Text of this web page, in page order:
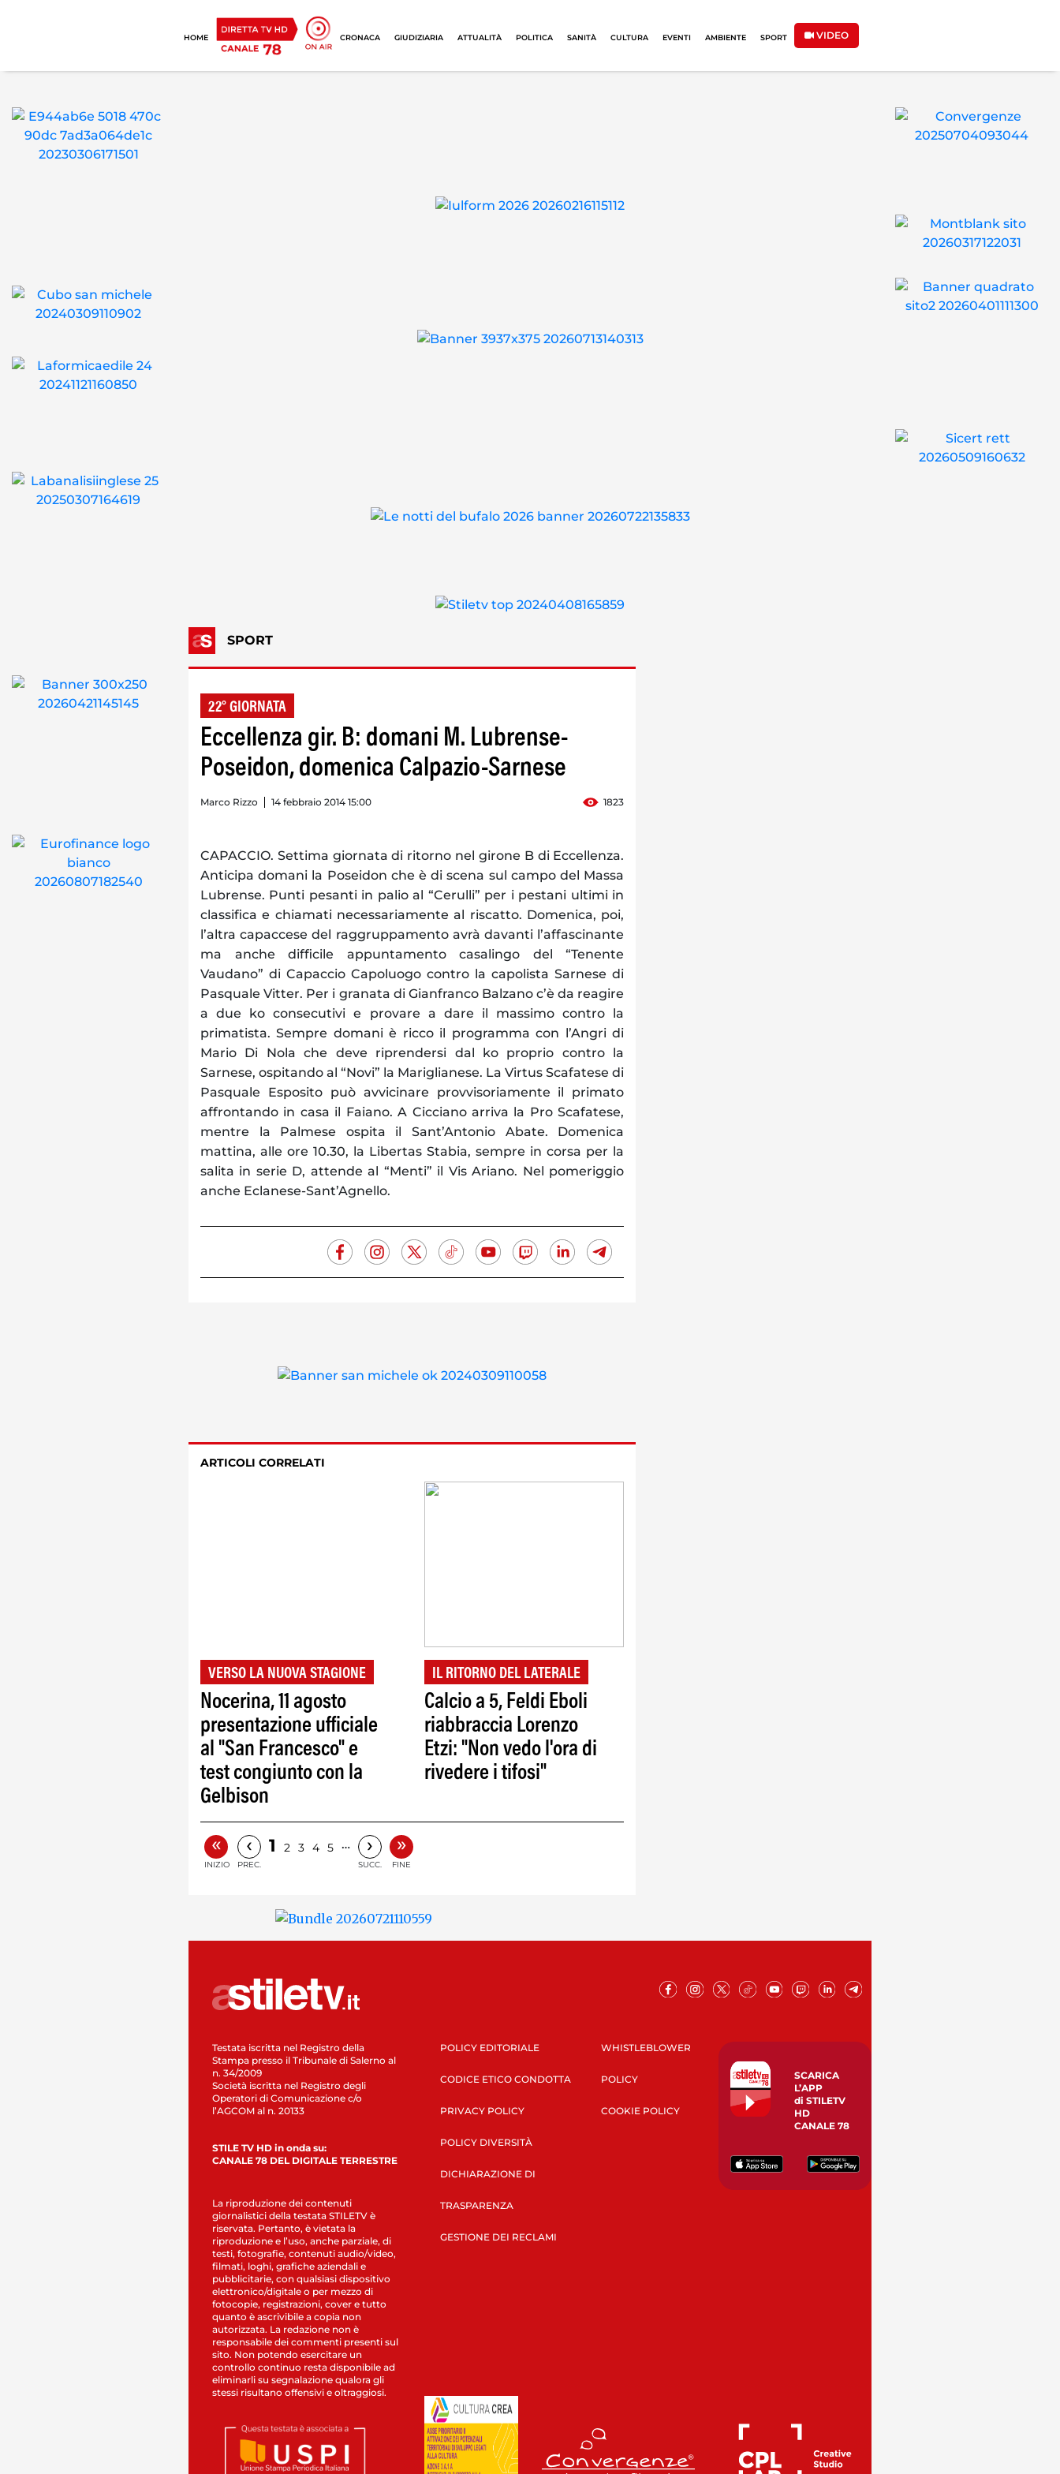
HOME CRONACA GIUDIZIARIA ATTUALITÀ POLITICA SANITÀ CULTURA EVENTI AMBIENTE SPORT VIDEO
SPORT
22° GIORNATA
Eccellenza gir. B: domani M. Lubrense-
Poseidon, domenica Calpazio-Sarnese
Marco Rizzo 14 febbraio 2014 15:00 1823
CAPACCIO. Settima giornata di ritorno nel girone B di Eccellenza.
Anticipa domani la Poseidon che è di scena sul campo del Massa
Lubrense. Punti pesanti in palio al “Cerulli” per i pestani ultimi in
classifica e chiamati necessariamente al riscatto. Domenica, poi,
l’altra capaccese del raggruppamento avrà davanti l’affascinante
ma anche difficile appuntamento casalingo del “Tenente
Vaudano” di Capaccio Capoluogo contro la capolista Sarnese di
Pasquale Vitter. Per i granata di Gianfranco Balzano c’è da reagire
a due ko consecutivi e provare a dare il massimo contro la
primatista. Sempre domani è ricco il programma con l’Angri di
Mario Di Nola che deve riprendersi dal ko proprio contro la
Sarnese, ospitando al “Novi” la Mariglianese. La Virtus Scafatese di
Pasquale Esposito può avvicinare provvisoriamente il primato
affrontando in casa il Faiano. A Cicciano arriva la Pro Scafatese,
mentre la Palmese ospita il Sant’Antonio Abate. Domenica
mattina, alle ore 10.30, la Libertas Stabia, sempre in corsa per la
salita in serie D, attende al “Menti” il Vis Ariano. Nel pomeriggio
anche Eclanese-Sant’Agnello.
ARTICOLI CORRELATI
VERSO LA NUOVA STAGIONE
Nocerina, 11 agosto
presentazione ufficiale
al "San Francesco" e
test congiunto con la
Gelbison
IL RITORNO DEL LATERALE
Calcio a 5, Feldi Eboli
riabbraccia Lorenzo
Etzi: "Non vedo l'ora di
rivedere i tifosi"
«
INIZIO
‹
PREC.
1 2 3 4 5 … ›
SUCC.
»
FINE
Testata iscritta nel Registro della
Stampa presso il Tribunale di Salerno al
n. 34/2009
Società iscritta nel Registro degli
Operatori di Comunicazione c/o
l’AGCOM al n. 20133
STILE TV HD in onda su:
CANALE 78 DEL DIGITALE TERRESTRE
La riproduzione dei contenuti
giornalistici della testata STILETV è
riservata. Pertanto, è vietata la
riproduzione e l’uso, anche parziale, di
testi, fotografie, contenuti audio/video,
filmati, loghi, grafiche aziendali e
pubblicitarie, con qualsiasi dispositivo
elettronico/digitale o per mezzo di
fotocopie, registrazioni, cover e tutto
quanto è ascrivibile a copia non
autorizzata. La redazione non è
responsabile dei commenti presenti sul
sito. Non potendo esercitare un
controllo continuo resta disponibile ad
eliminarli su segnalazione qualora gli
stessi risultano offensivi e oltraggiosi.
POLICY EDITORIALE
CODICE ETICO CONDOTTA
PRIVACY POLICY
POLICY DIVERSITÀ
DICHIARAZIONE DI
TRASPARENZA
GESTIONE DEI RECLAMI
WHISTLEBLOWER
POLICY
COOKIE POLICY
SCARICA
L’APP
di STILETV
HD
CANALE 78